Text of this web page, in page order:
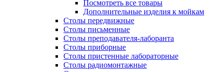
Посмотреть все товары
Дополнительные изделия к мойкам
Столы передвижные
Столы письменные
Столы преподавателя-лаборанта
Столы приборные
Столы пристенные лабораторные
Столы радиомонтажные